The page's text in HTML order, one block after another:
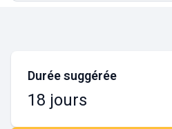
Durée suggérée
18 jours